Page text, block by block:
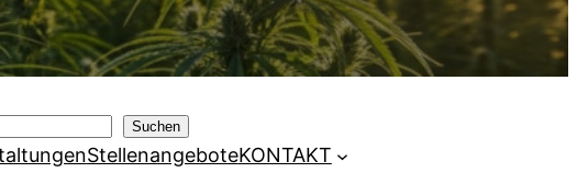
Suchen
StellenangeboteKONTAKT